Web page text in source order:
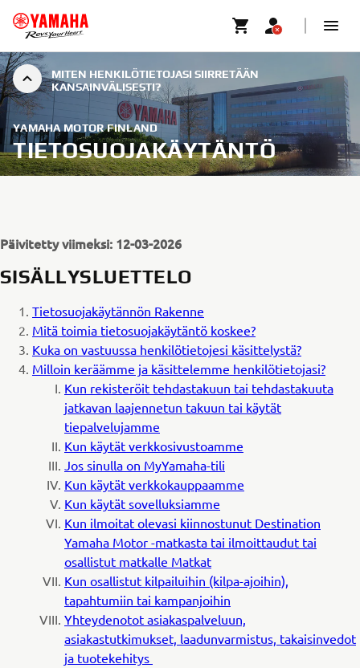
MITEN HENKILÖTIETOJASI SIIRRETÄÄN
KANSAINVÄLISESTI?
YAMAHA MOTOR FINLAND
TIETOSUOJAKÄYTÄNTÖ
Päivitetty viimeksi: 12-03-2026
SISÄLLYSLUETTELO
Tietosuojakäytännön Rakenne
Mitä toimia tietosuojakäytäntö koskee?
Kuka on vastuussa henkilötietojesi käsittelystä?
Milloin keräämme ja käsittelemme henkilötietojasi?
Kun rekisteröit tehdastakuun tai tehdastakuuta
jatkavan laajennetun takuun tai käytät
tiepalvelujamme
Kun käytät verkkosivustoamme
Jos sinulla on MyYamaha-tili
Kun käytät verkkokauppaamme
Kun käytät sovelluksiamme
Kun ilmoitat olevasi kiinnostunut Destination
Yamaha Motor -matkasta tai ilmoittaudut tai
osallistut matkalle Matkat
Kun osallistut kilpailuihin (kilpa-ajoihin),
tapahtumiin tai kampanjoihin
Yhteydenotot asiakaspalveluun,
asiakastutkimukset, laadunvarmistus, takaisinvedot
ja tuotekehitys